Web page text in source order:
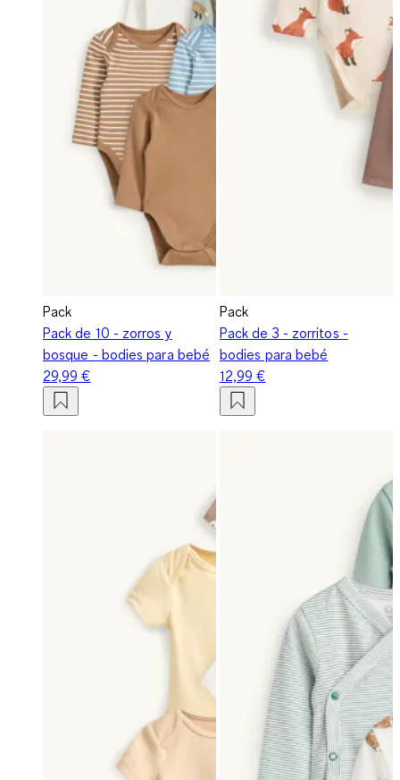
Pack
Pack de 10 - zorros y
bosque - bodies para bebé
29,99 €
Pack
Pack de 3 - zorritos -
bodies para bebé
12,99 €